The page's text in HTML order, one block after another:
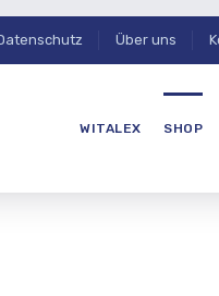
Über uns
WITALEX SHOP